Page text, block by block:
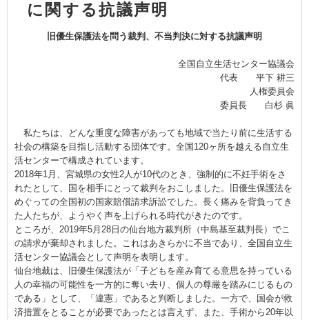
に関する抗議声明
旧優生保護法を問う裁判、不当判決に対する抗議声明
全国自立生活センター協議会
代表 平下 耕三
人権委員会
委員長 白杉 眞
私たちは、どんな重度な障害があっても地域で当たり前に生活する
社会の構築を目指し活動する団体です。全国120ヶ所を越える自立生
活センターで構成されています。
2018年1月、宮城県の女性2人が10代のとき、強制的に不妊手術をさ
れたとして、国を相手にとって裁判をおこしました。旧優生保護法を
めぐっての全国初の国家賠償請求訴訟でした。長く痛みを背負ってき
た人たちが、ようやく声を上げられる時代がきたのです。
ところが、2019年5月28日の仙台地方裁判所（中島基至裁判長）でこ
の請求が棄却されました。これはあきらかに不当であり、全国自立生
活センター協議会として声明を表明します。
仙台地裁は、旧優生保護法が「子どもを産み育てる意思を持っている
人の幸福の可能性を一方的に奪い去り、個人の尊厳を踏みにじるもの
である」として、「違憲」であると判断しました。一方で、国会が救
済措置をとることが必要であったとは言えず、また、手術から20年以